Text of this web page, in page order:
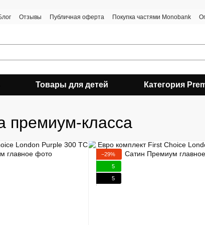
Отзывы Публичная оферта Покупка частями Monobank
Товары для детей Категория
премиум-класса
−29%
5
5